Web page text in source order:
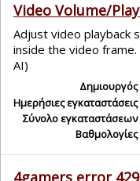
Video Volume/
Adjust video playback
inside the video
AI)
Δημιουργός
Ημερήσιες εγκαταστάσεις
Σύνολο εγκαταστάσεων
Βαθμολογίες
4gamers error